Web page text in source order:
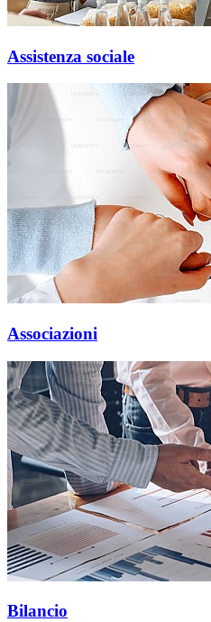
Assistenza sociale
Associazioni
Bilancio